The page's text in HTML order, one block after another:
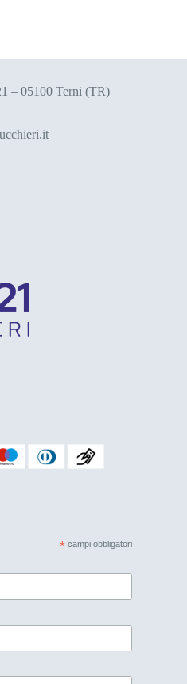
– 05100 Terni (TR)
*campi obbligatori